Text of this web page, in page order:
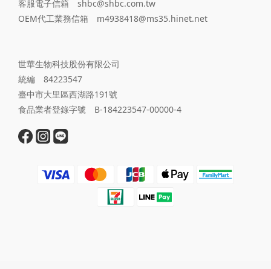
客服電子信箱 shbc@shbc.com.tw
OEM代工業務信箱 m4938418@ms35.hinet.net
世華生物科技股份有限公司
統編 84223547
臺中市大里區西湖路191號
食品業者登錄字號 B-184223547-00000-4